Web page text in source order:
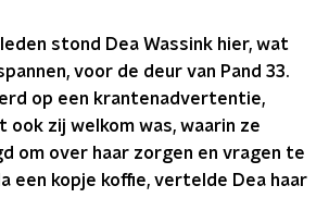
stond Dea Wassink hier, wat
voor de deur van Pand 33.
op een krantenadvertentie,
ook zij welkom was, waarin ze
om over haar zorgen en vragen te
een kopje koffie, vertelde Dea haar